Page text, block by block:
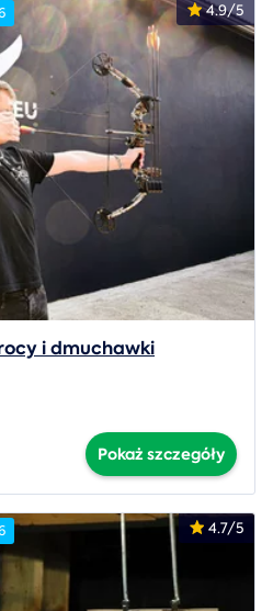
4.9/5
i dmuchawki
Pokaż szczegóły
4.7/5